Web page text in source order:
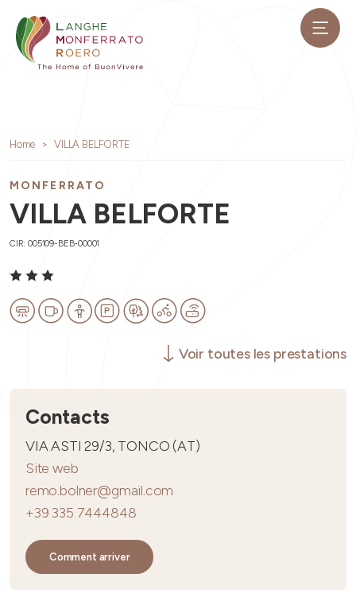
Home VILLA BELFORTE
MONFERRATO
VILLA BELFORTE
CIR: 005109-BEB-00001
Voir toutes les prestations
Contacts
VIA ASTI 29/3, TONCO (AT)
Site web
remo.bolner@gmail.com
+39 335 7444848
Comment arriver